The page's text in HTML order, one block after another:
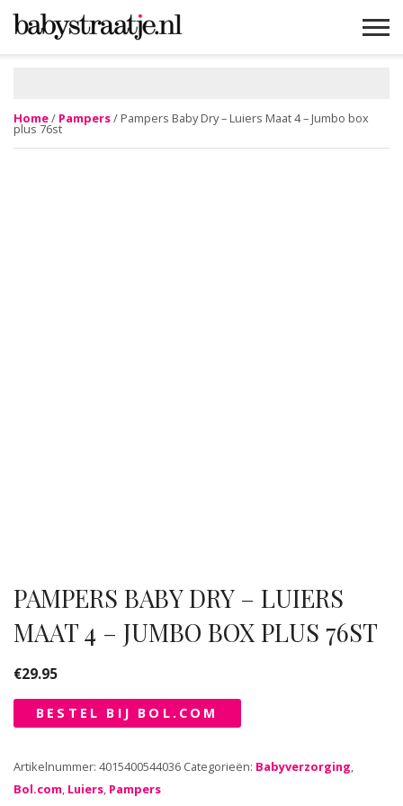
Home/ Pampers/ Pampers Baby Dry – Luiers Maat 4 – Jumbo box
plus 76st
PAMPERS BABY DRY – LUIERS
MAAT 4 – JUMBO BOX PLUS 76ST
€29.95
BESTEL BIJ BOL.COM
Artikelnummer: 4015400544036 Categorieën: Babyverzorging,
Bol.com, Luiers, Pampers